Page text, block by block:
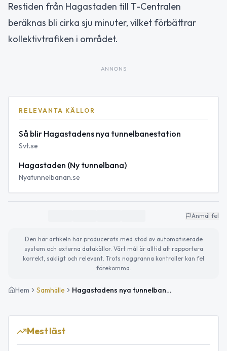
Restiden från Hagastaden till T-Centralen
beräknas bli cirka sju minuter, vilket förbättrar
kollektivtrafiken i området.
ANNONS
RELEVANTA KÄLLOR
Så blir Hagastadens nya tunnelbanestation
Svt.se
Hagastaden (Ny tunnelbana)
Nyatunnelbanan.se
Anmäl fel
Den här artikeln har producerats med stöd av automatiserade
system och externa datakällor. Vårt mål är alltid att rapportera
korrekt, sakligt och relevant. Trots noggranna kontroller kan fel
förekomma.
Hem Samhälle Hagastadens nya tunnelbanestation planeras öppna 2028
Mest läst